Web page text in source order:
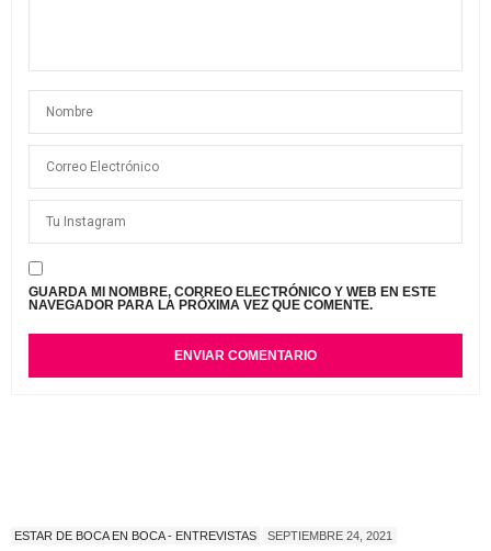
GUARDA MI NOMBRE, CORREO ELECTRÓNICO Y WEB EN ESTE
NAVEGADOR PARA LA PRÓXIMA VEZ QUE COMENTE.
ESTAR DE BOCA EN BOCA - ENTREVISTAS SEPTIEMBRE 24, 2021